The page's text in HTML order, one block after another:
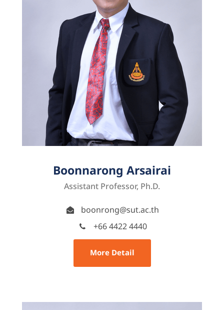
Boonnarong Arsairai
Assistant Professor, Ph.D.
boonrong@sut.ac.th
+66 4422 4440
More Detail